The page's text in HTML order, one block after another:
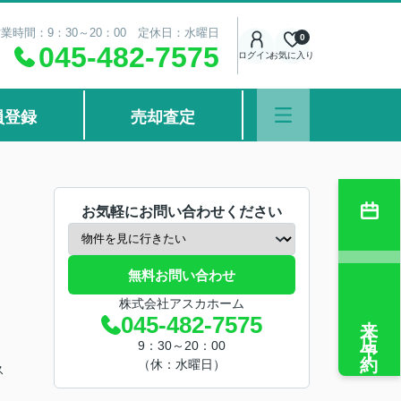
時間：9：30～20：00 定休日：水曜日
045-482-7575 ログインお気に入り
0
登録 売却査定
お気軽にお問い合わせください
無料お問い合わせ
株式会社アスカホーム
045-482-7575
9：30～20：00
（休：水曜日）
来店予約